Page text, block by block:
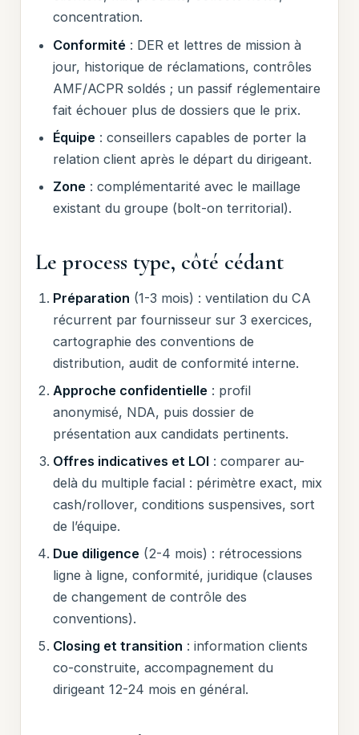
concentration.
Conformité: DER et lettres de mission à
jour, historique de réclamations, contrôles
AMF/ACPR soldés ; un passif réglementaire
fait échouer plus de dossiers que le prix.
Équipe: conseillers capables de porter la
relation client après le départ du dirigeant.
Zone: complémentarité avec le maillage
existant du groupe (bolt-on territorial).
Le process type, côté cédant
Préparation (1-3 mois) : ventilation du CA
récurrent par fournisseur sur 3 exercices,
cartographie des conventions de
distribution, audit de conformité interne.
Approche confidentielle: profil
anonymisé, NDA, puis dossier de
présentation aux candidats pertinents.
Offres indicatives et LOI: comparer au-
delà du multiple facial : périmètre exact, mix
cash/rollover, conditions suspensives, sort
de l’équipe.
Due diligence(2-4 mois) : rétrocessions
ligne à ligne, conformité, juridique (clauses
de changement de contrôle des
conventions).
Closing et transition : information clients
co-construite, accompagnement du
dirigeant 12-24 mois en général.